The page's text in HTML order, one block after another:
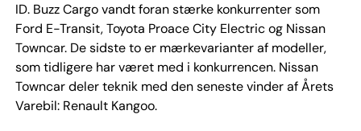
ID. Buzz Cargo vandt foran stærke konkurrenter som
Ford E-Transit, Toyota Proace City Electric og Nissan
Towncar. De sidste to er mærkevarianter af modeller,
som tidligere har været med i konkurrencen. Nissan
Towncar deler teknik med den seneste vinder af Årets
Varebil: Renault Kangoo.